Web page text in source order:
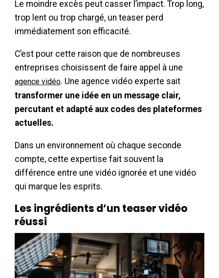
Le moindre excès peut casser l’impact. Trop long,
trop lent ou trop chargé, un teaser perd
immédiatement son efficacité.
C’est pour cette raison que de nombreuses
entreprises choisissent de faire appel à une
agence vidéo. Une agence vidéo experte sait
transformer une idée en un message clair,
percutant et adapté aux codes des plateformes
actuelles.
Dans un environnement où chaque seconde
compte, cette expertise fait souvent la
différence entre une vidéo ignorée et une vidéo
qui marque les esprits.
Les ingrédients d’un teaser vidéo
réussi